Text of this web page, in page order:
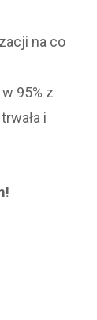
na co
95% z
i